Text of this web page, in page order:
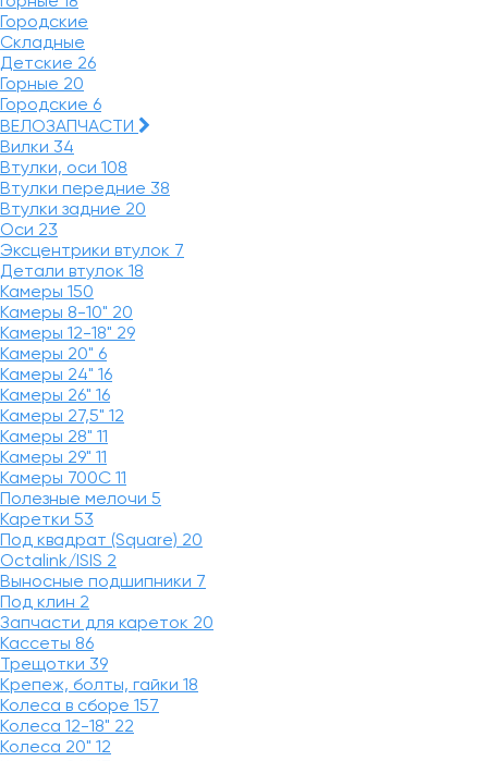
Городские
Складные
Детские 26
Горные 20
Городские 6
ВЕЛОЗАПЧАСТИ
Вилки 34
Втулки, оси 108
Втулки передние 38
Втулки задние 20
Оси 23
Эксцентрики втулок 7
Детали втулок 18
Камеры 150
Камеры 8-10" 20
Камеры 12-18" 29
Камеры 20" 6
Камеры 24" 16
Камеры 26" 16
Камеры 27,5" 12
Камеры 28" 11
Камеры 29" 11
Камеры 700C 11
Полезные мелочи 5
Каретки 53
Под квадрат (Square) 20
Octalink/ISIS 2
Выносные подшипники 7
Под клин 2
Запчасти для кареток 20
Кассеты 86
Трещотки 39
Крепеж, болты, гайки 18
Колеса в сборе 157
Колеса 12-18" 22
Колеса 20" 12